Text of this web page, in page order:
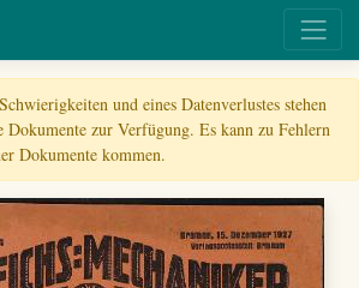
und eines Datenverlustes stehen
zur Verfügung. Es kann zu Fehlern
Dokumente kommen.